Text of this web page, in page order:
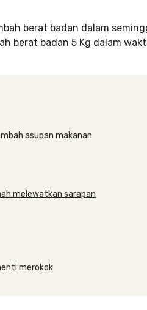
berat badan dalam
berat badan 5 Kg dalam
asupan makanan
melewatkan sarapan
merokok